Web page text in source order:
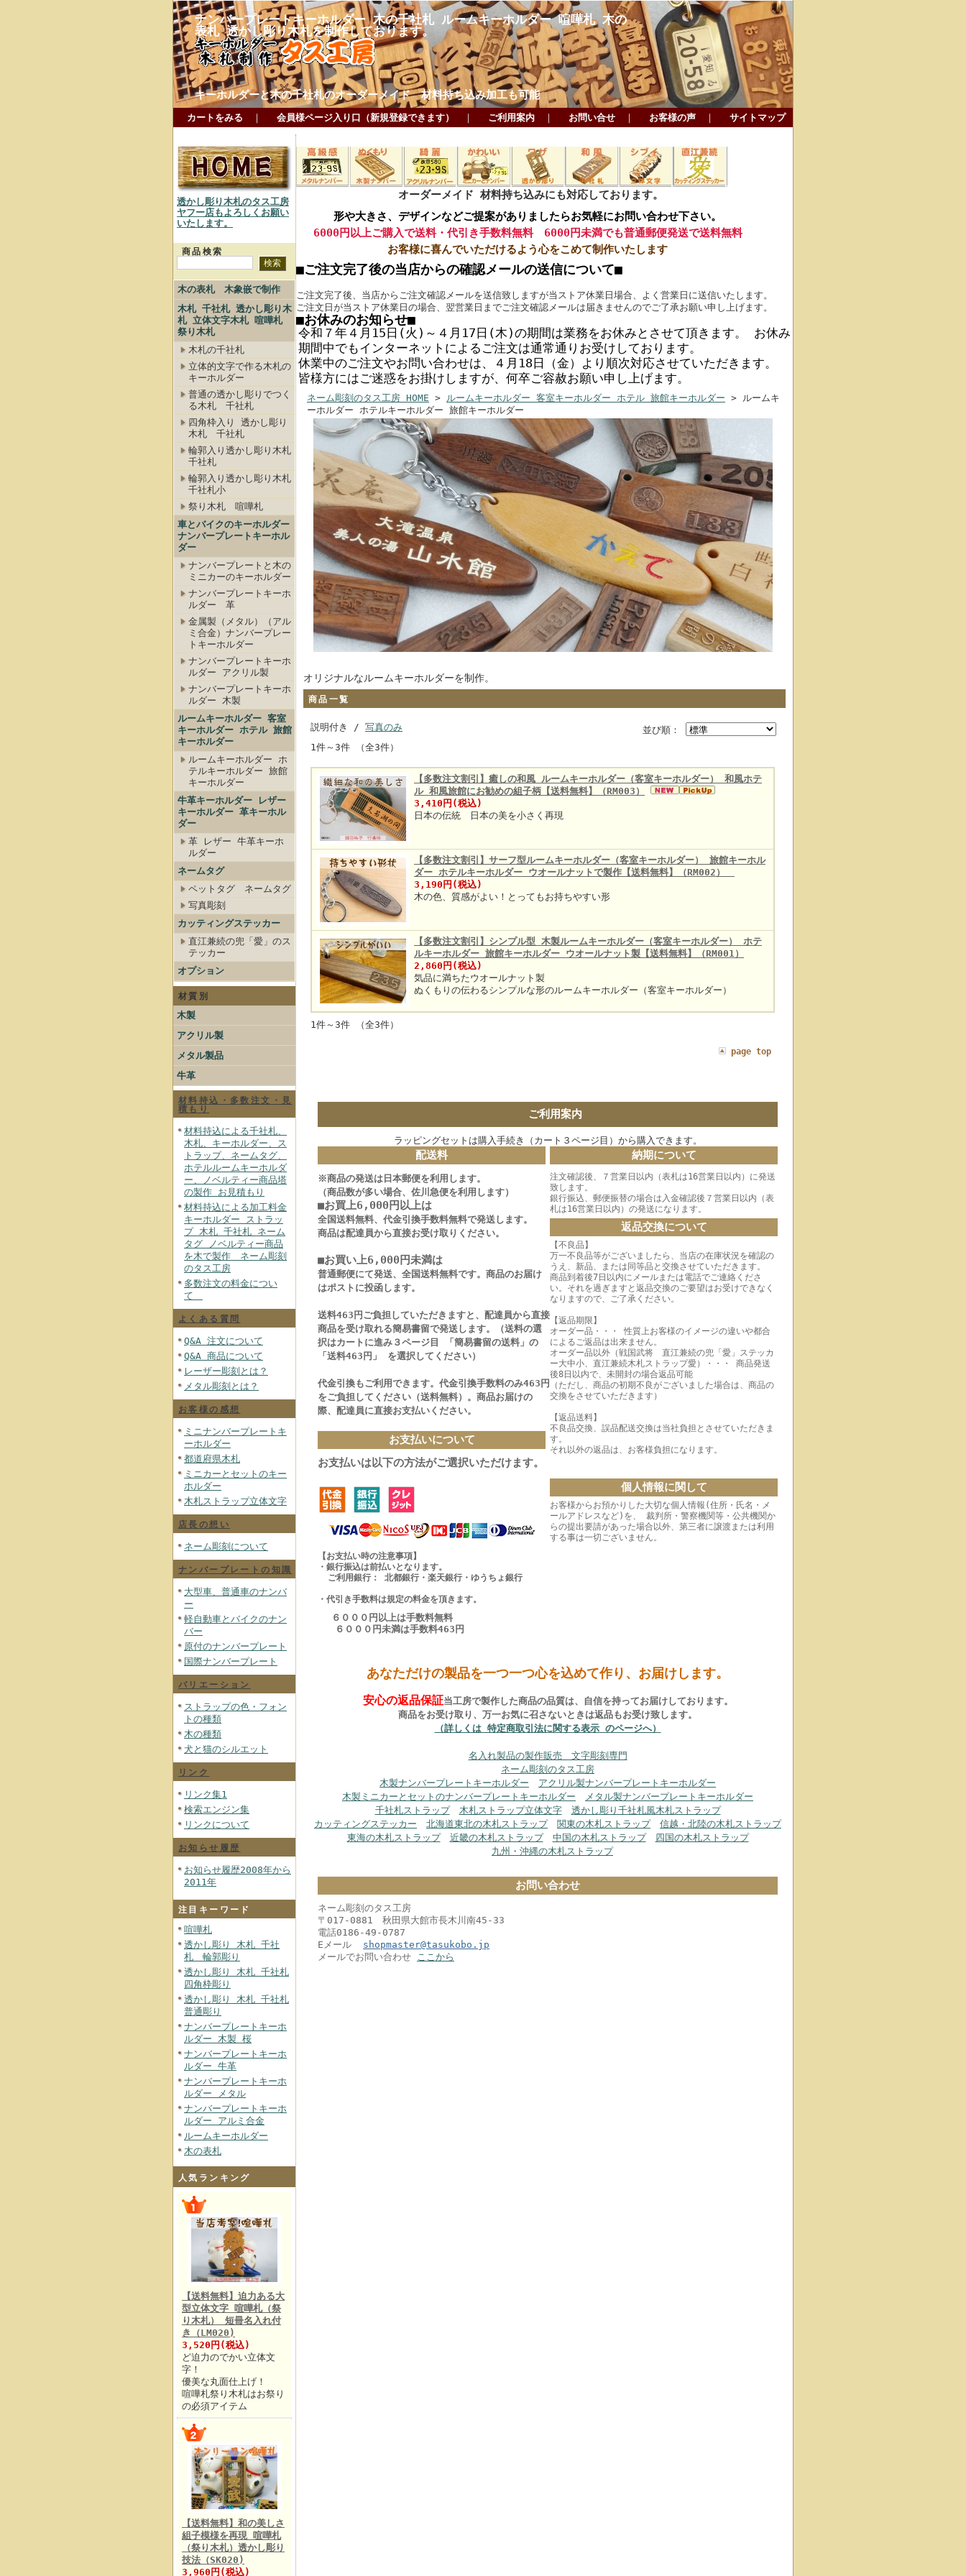
ナンバープレートキーホルダー 木の千社札 ルームキーホルダー 喧嘩札 木の
表札 透かし彫り木札を制作しております。
キーホルダーと木の千社札のオーダーメイド 材料持ち込み加工も可能
カートをみる ｜ 会員様ページ入り口（新規登録できます） ｜ ご利用案内 ｜ お問い合せ ｜ お客様の声 ｜ サイトマップ
透かし彫り木札のタス工房
ヤフー店もよろしくお願い
いたします。
商品検索
木の表札 木象嵌で制作
木札 千社札 透かし彫り木
札 立体文字木札 喧嘩札
祭り木札
木札の千社札
立体的文字で作る木札の
キーホルダー
普通の透かし彫りでつく
る木札 千社札
四角枠入り 透かし彫り
木札 千社札
輪郭入り透かし彫り木札
千社札
輪郭入り透かし彫り木札
千社札小
祭り木札 喧嘩札
車とバイクのキーホルダー
ナンバープレートキーホル
ダー
ナンバープレートと木の
ミニカーのキーホルダー
ナンバープレートキーホ
ルダー 革
金属製（メタル）（アル
ミ合金）ナンバープレー
トキーホルダー
ナンバープレートキーホ
ルダー アクリル製
ナンバープレートキーホ
ルダー 木製
ルームキーホルダー 客室
キーホルダー ホテル 旅館
キーホルダー
ルームキーホルダー ホ
テルキーホルダー 旅館
キーホルダー
牛革キーホルダー レザー
キーホルダー 革キーホル
ダー
革 レザー 牛革キーホ
ルダー
ネームタグ
ペットタグ ネームタグ
写真彫刻
カッティングステッカー
直江兼続の兜「愛」のス
テッカー
オプション
材質別
木製
アクリル製
メタル製品
牛革
材料持込・多数注文・見
積もり
材料持込による千社札、
木札、キーホルダー、ス
トラップ、ネームタグ、
ホテルルームキーホルダ
ー、ノベルティー商品塔
の製作 お見積もり
材料持込による加工料金
キーホルダー ストラッ
プ 木札 千社札 ネーム
タグ ノベルティー商品
を木で製作 ネーム彫刻
のタス工房
多数注文の料金につい
て
よくある質問
Q&A 注文について
Q&A 商品について
レーザー彫刻とは？
メタル彫刻とは？
お客様の感想
ミニナンバープレートキ
ーホルダー
都道府県木札
ミニカーとセットのキー
ホルダー
木札ストラップ立体文字
店長の想い
ネーム彫刻について
ナンバープレートの知識
大型車、普通車のナンバ
ー
軽自動車とバイクのナン
バー
原付のナンバープレート
国際ナンバープレート
バリエーション
ストラップの色・フォン
トの種類
木の種類
犬と猫のシルエット
リンク
リンク集1
検索エンジン集
リンクについて
お知らせ履歴
お知らせ履歴2008年から
2011年
注目キーワード
喧嘩札
透かし彫り 木札 千社
札 輪郭彫り
透かし彫り 木札 千社札
四角枠彫り
透かし彫り 木札 千社札
普通彫り
ナンバープレートキーホ
ルダー 木製 桜
ナンバープレートキーホ
ルダー 牛革
ナンバープレートキーホ
ルダー メタル
ナンバープレートキーホ
ルダー アルミ合金
ルームキーホルダー
木の表札
人気ランキング
【送料無料】迫力ある大
型立体文字 喧嘩札（祭
り木札） 短冊名入れ付
き（LM020)
3,520円(税込)
ど迫力のでかい立体文
字！
優美な丸面仕上げ！
喧嘩札祭り木札はお祭り
の必須アイテム
【送料無料】和の美しさ
組子模様を再現 喧嘩札
（祭り木札）透かし彫り
技法（SK020)
3,960円(税込)
オーダーメイド 材料持ち込みにも対応しております。
形や大きさ、デザインなどご提案がありましたらお気軽にお問い合わせ下さい。
6000円以上ご購入で送料・代引き手数料無料 6000円未満でも普通郵便発送で送料無料
お客様に喜んでいただけるよう心をこめて制作いたします
■ご注文完了後の当店からの確認メールの送信について■
ご注文完了後、当店からご注文確認メールを送信致しますが当ストア休業日場合、よく営業日に送信いたします。
ご注文日が当ストア休業日の場合、翌営業日までご注文確認メールは届きませんのでご了承お願い申し上げます。
■お休みのお知らせ■
令和７年４月15日(火)～４月17日(木)の期間は業務をお休みとさせて頂きます。 お休み
期間中でもインターネットによるご注文は通常通りお受けしております。
休業中のご注文やお問い合わせは、４月18日（金）より順次対応させていただきます。
皆様方にはご迷惑をお掛けしますが、何卒ご容赦お願い申し上げます。
ネーム彫刻のタス工房 HOME > ルームキーホルダー 客室キーホルダー ホテル 旅館キーホルダー > ルームキ
ーホルダー ホテルキーホルダー 旅館キーホルダー
オリジナルなルームキーホルダーを制作。
商品一覧
並び順：
説明付き / 写真のみ
1件～3件 （全3件）
【多数注文割引】癒しの和風 ルームキーホルダー（客室キーホルダー） 和風ホテ
ル 和風旅館にお勧めの組子柄【送料無料】（RM003）
3,410円(税込)
日本の伝統 日本の美を小さく再現
【多数注文割引】サーフ型ルームキーホルダー（客室キーホルダー） 旅館キーホル
ダー ホテルキーホルダー ウオールナットで製作【送料無料】（RM002）
3,190円(税込)
木の色、質感がよい！とってもお持ちやすい形
【多数注文割引】シンプル型 木製ルームキーホルダー（客室キーホルダー） ホテ
ルキーホルダー 旅館キーホルダー ウオールナット製【送料無料】（RM001）
2,860円(税込)
気品に満ちたウオールナット製
ぬくもりの伝わるシンプルな形のルームキーホルダー（客室キーホルダー）
1件～3件 （全3件）
page top
ご利用案内
ラッピングセットは購入手続き（カート３ページ目）から購入できます。
配送料
※商品の発送は日本郵便を利用します。
（商品数が多い場合、佐川急便を利用します）
■お買上6,000円以上は
全国送料無料、代金引換手数料無料で発送します。
商品は配達員から直接お受け取りください。
■お買い上6,000円未満は
普通郵便にて発送、全国送料無料です。商品のお届け
はポストに投函します。
送料463円ご負担していただきますと、配達員から直接
商品を受け取れる簡易書留で発送します。
（送料の選
択はカートに進み３ページ目 「簡易書留の送料」の
「送料463円」 を選択してください）
代金引換もご利用できます。代金引換手数料のみ463円
をご負担してください（送料無料）。 商品お届けの
際、配達員に直接お支払いください。
お支払いについて
お支払いは以下の方法がご選択いただけます。
【お支払い時の注意事項】
・銀行振込は前払いとなります。
ご利用銀行： 北都銀行・楽天銀行・ゆうちょ銀行
・代引き手数料は規定の料金を頂きます。
６０００円以上は手数料無料
６０００円未満は手数料463円
納期について
注文確認後、７営業日以内（表札は16営業日以内）に発送
致します。
銀行振込、郵便振替の場合は入金確認後７営業日以内（表
札は16営業日以内）の発送になります。
返品交換について
【不良品】
万一不良品等がございましたら、当店の在庫状況を確認の
うえ、新品、または同等品と交換させていただきます。
商品到着後7日以内にメールまたは電話でご連絡くださ
い。それを過ぎますと返品交換のご要望はお受けできなく
なりますので、ご了承ください。
【返品期限】
オーダー品・・・ 性質上お客様のイメージの違いや都合
によるご返品は出来ません。
オーダー品以外（戦国武将 直江兼続の兜「愛」ステッカ
ー大中小、直江兼続木札ストラップ愛）・・・ 商品発送
後8日以内で、未開封の場合返品可能
（ただし、商品の初期不良がございました場合は、商品の
交換をさせていただきます）
【返品送料】
不良品交換、誤品配送交換は当社負担とさせていただきま
す。
それ以外の返品は、お客様負担になります。
個人情報に関して
お客様からお預かりした大切な個人情報(住所・氏名・メ
ールアドレスなど)を、 裁判所・警察機関等・公共機関か
らの提出要請があった場合以外、第三者に譲渡または利用
する事は一切ございません。
あなただけの製品を一つ一つ心を込めて作り、お届けします。
安心の返品保証当工房で製作した商品の品質は、自信を持ってお届けしております。
商品をお受け取り、万一お気に召さないときは返品もお受け致します。
（詳しくは 特定商取引法に関する表示 のページへ）
名入れ製品の製作販売 文字彫刻専門
ネーム彫刻のタス工房
木製ナンバープレートキーホルダー
アクリル製ナンバープレートキーホルダー
木製ミニカーとセットのナンバープレートキーホルダー
メタル製ナンバープレートキーホルダー
千社札ストラップ
木札ストラップ立体文字
透かし彫り千社札風木札ストラップ
カッティングステッカー
北海道東北の木札ストラップ 関東の木札ストラップ
信越・北陸の木札ストラップ
東海の木札ストラップ
近畿の木札ストラップ 中国の木札ストラップ
四国の木札ストラップ
九州・沖縄の木札ストラップ
お問い合わせ
ネーム彫刻のタス工房
〒017-0881 秋田県大館市長木川南45-33
電話0186-49-0787
Eメール shopmaster@tasukobo.jp
メールでお問い合わせ ここから